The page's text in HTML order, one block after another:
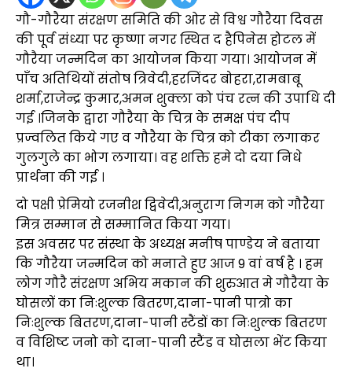
गौ-गौरैया संरक्षण समिति की ओर से विश्व गौरैया दिवस
की पूर्व संध्या पर कृष्णा नगर स्थित द हैपिनेस होटल में
गौरैया जन्मदिन का आयोजन किया गया। आयोजन में
पाँच अतिथियों संतोष त्रिवेदी,हरजिंदर बोहरा,रामबाबू
शर्मा,राजेन्द्र कुमार,अमन शुक्ला को पंच रत्न की उपाधि दी
गई ।जिनके द्वारा गौरैया के चित्र के समक्ष पंच दीप
प्रज्वलित किये गए व गौरैया के चित्र को टीका लगाकर
गुलगुले का भोग लगाया। वह शक्ति हमे दो दया निधे
प्रार्थना की गई ।
दो पक्षी प्रेमियो रजनीश द्विवेदी,अनुराग निगम को गौरैया
मित्र सम्मान से सम्मानित किया गया।
इस अवसर पर संस्था के अध्यक्ष मनीष पाण्डेय ने बताया
कि गौरैया जन्मदिन को मनाते हुए आज 9 वां वर्ष है । हम
लोग गौरै संरक्षण अभिय मकान की शुरुआत मे गौरैया के
घोसलों का निःशुल्क बितरण,दाना-पानी पात्रो का
निःशुल्क बितरण,दाना-पानी स्टैंडों का निःशुल्क बितरण
व विशिष्ट जनो को दाना-पानी स्टैंड व घोसला भेंट किया
था।